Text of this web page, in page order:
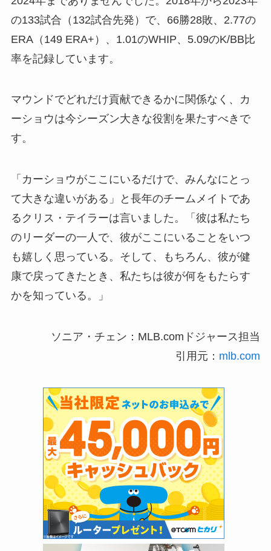
の133試合（132試合先発）で、66勝28敗、2.77の
ERA（149 ERA+）、1.01のWHIP、5.09のK/BB比
率を記録しています。
マウンドでどれだけ貢献できるかに関係なく、カ
ーショウは今シーズン大きな役割を果たすべきで
す。
「カーショウがここにいるだけで、みんなにとっ
て大きな違いがある」と長年のチームメイトであ
るクリス・テイラーは言いました。「彼は私たち
のリーダーの一人で、彼がここにいることをいつ
も嬉しく思っている。そして、もちろん、彼が健
康で戻ってきたとき、私たちは彼が何をもたらす
かを知っている。」
ソニア・チェン：MLB.comドジャース担当
引用元： mlb.com